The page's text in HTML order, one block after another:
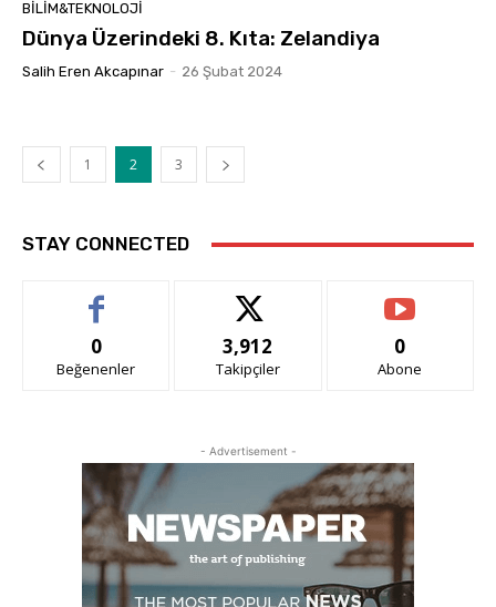
BILIM&TEKNOLOJI
Dünya Üzerindeki 8. Kıta: Zelandiya
Salih Eren Akcapınar - 26 Şubat 2024
1 2 3
STAY CONNECTED
0
Beğenenler
3,912
Takipçiler
0
Abone
- Advertisement -